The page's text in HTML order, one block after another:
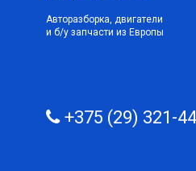
Авторазборка, двигатели
и б/у запчасти из Европы
+375 (29) 321-